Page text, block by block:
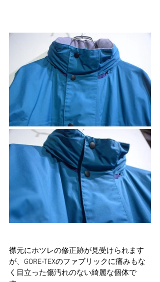
襟元にホツレの修正跡が見受けられます
が、GORE-TEXのファブリックに痛みもな
く目立った傷汚れのない綺麗な個体で